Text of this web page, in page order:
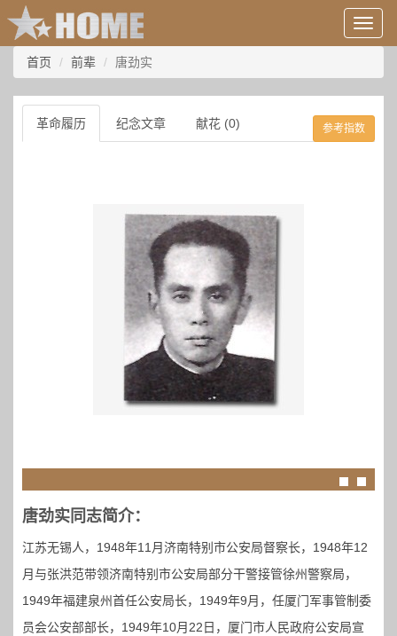
用
户
息/
登
录
等
首页 前辈 唐劲实
革命履历 纪念文章 献花 (0) 参考指数
唐劲实同志简介：
江苏无锡人，1948年11月济南特别市公安局督察长，1948年12
月与张洪范带领济南特别市公安局部分干警接管徐州警察局，
1949年福建泉州首任公安局长，1949年9月，任厦门军事管制委
员会公安部部长，1949年10月22日，厦门市人民政府公安局宣